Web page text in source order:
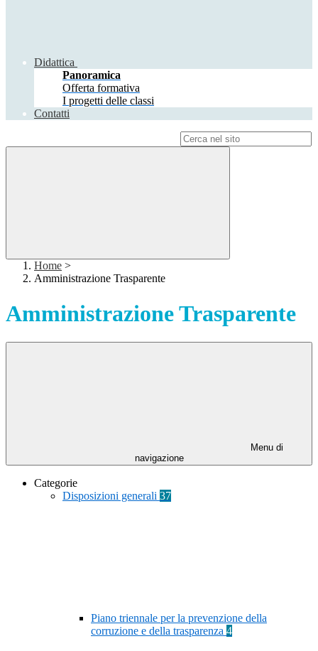
Didattica
Panoramica
Offerta formativa
I progetti delle classi
Contatti
Home >
Amministrazione Trasparente
Amministrazione Trasparente
Menu di
navigazione
Categorie
Disposizioni generali 37
Piano triennale per la prevenzione della
corruzione e della trasparenza 4